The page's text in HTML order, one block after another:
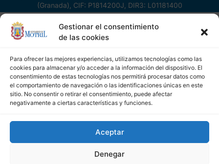
Gestionar el consentimiento
de las cookies
Para ofrecer las mejores experiencias, utilizamos tecnologías como las
cookies para almacenar y/o acceder a la información del dispositivo. El
consentimiento de estas tecnologías nos permitirá procesar datos como
el comportamiento de navegación o las identificaciones únicas en este
sitio. No consentir o retirar el consentimiento, puede afectar
negativamente a ciertas características y funciones.
Aceptar
Denegar
(Granada), CIF: P1814200J, DIR3: L01181400